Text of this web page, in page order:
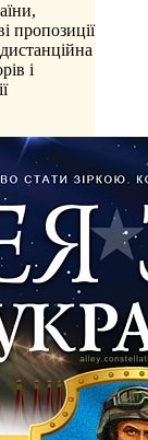
пропозиції
і